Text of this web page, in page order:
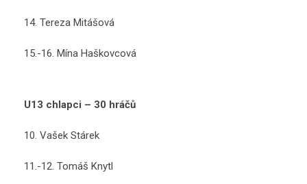
14. Tereza Mitášová
15.-16. Mína Haškovcová
U13 chlapci – 30 hráčů
10. Vašek Stárek
11.-12. Tomáš Knytl